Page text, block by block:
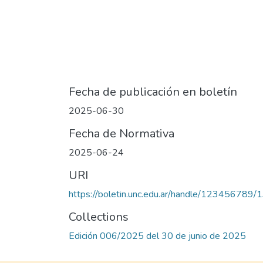
Fecha de publicación en boletín
2025-06-30
Fecha de Normativa
2025-06-24
URI
https://boletin.unc.edu.ar/handle/123456789/
Collections
Edición 006/2025 del 30 de junio de 2025